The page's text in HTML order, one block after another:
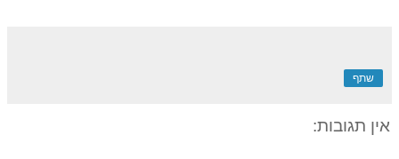
שתף
אין תגובות: